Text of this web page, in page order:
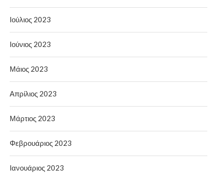
Ιούλιος 2023
Ιούνιος 2023
Μάιος 2023
Απρίλιος 2023
Μάρτιος 2023
Φεβρουάριος 2023
Ιανουάριος 2023